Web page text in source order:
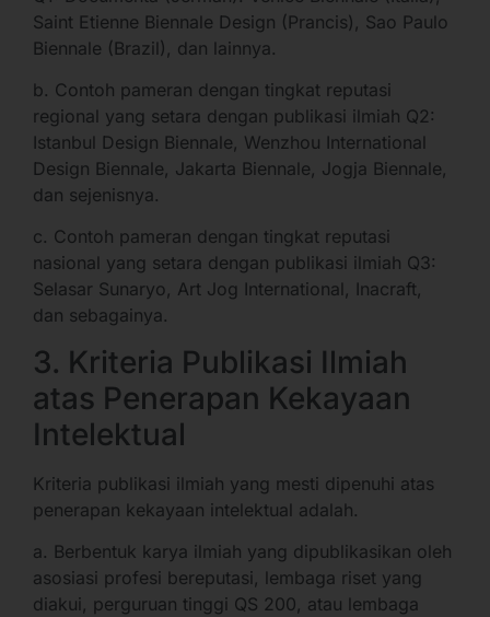
Saint Etienne Biennale Design (Prancis), Sao Paulo
Biennale (Brazil), dan lainnya.
b. Contoh pameran dengan tingkat reputasi
regional yang setara dengan publikasi ilmiah Q2:
Istanbul Design Biennale, Wenzhou International
Design Biennale, Jakarta Biennale, Jogja Biennale,
dan sejenisnya.
c. Contoh pameran dengan tingkat reputasi
nasional yang setara dengan publikasi ilmiah Q3:
Selasar Sunaryo, Art Jog International, Inacraft,
dan sebagainya.
3. Kriteria Publikasi Ilmiah
atas Penerapan Kekayaan
Intelektual
Kriteria publikasi ilmiah yang mesti dipenuhi atas
penerapan kekayaan intelektual adalah.
a. Berbentuk karya ilmiah yang dipublikasikan oleh
asosiasi profesi bereputasi, lembaga riset yang
diakui, perguruan tinggi QS 200, atau lembaga